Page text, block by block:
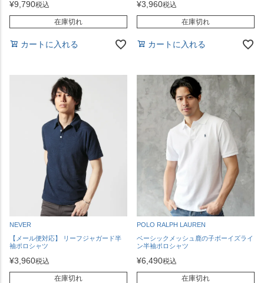
¥9,790税込
在庫切れ
カートに入れる
¥3,960税込
在庫切れ
カートに入れる
NEVER
【メール便対応】 リーフジャガード半
袖ポロシャツ
¥3,960税込
在庫切れ
POLO RALPH LAUREN
ベーシックメッシュ鹿の子ボーイズライ
ン半袖ポロシャツ
¥6,490税込
在庫切れ